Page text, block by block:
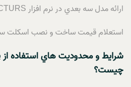
ارائه مدل سه بعدي در نرم افزار TEKLA STRUCTURS
استعلام قيمت ساخت و نصب اسکلت
شرايط و محدوديت هاي استفاده
چيست؟